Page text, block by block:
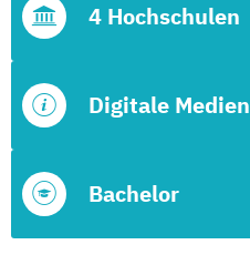
Bachelor
Digitale Medien
4 Hochschulen